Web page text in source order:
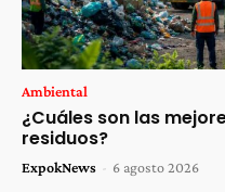
Ambiental
¿Cuáles son las
residuos?
ExpokNews - 6 agosto 2026